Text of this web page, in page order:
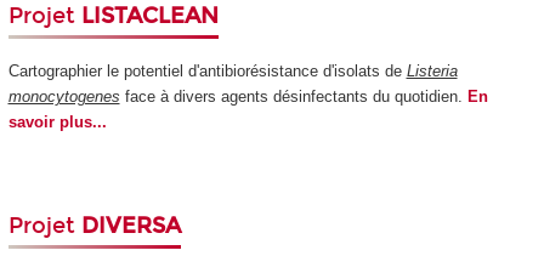
Projet LISTACLEAN
Cartographier le potentiel d'antibiorésistance d'isolats de Listeria
monocytogenes face à divers agents désinfectants du quotidien. En
savoir plus...
Projet DIVERSA